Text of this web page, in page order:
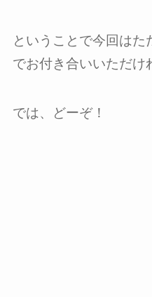
ということで今回はた
でお付き合いいただけ
では、どーぞ！